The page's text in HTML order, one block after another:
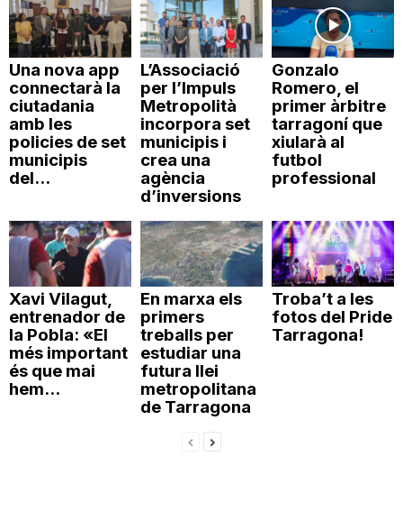
g
o
n
Una nova app
connectarà la
ciutadania
amb les
policies de set
municipis
del...
L’Associació
per l’Impuls
Metropolità
incorpora set
municipis i
crea una
agència
d’inversions
Gonzalo
Romero, el
primer àrbitre
tarragoní que
xiularà al
futbol
professional
Xavi Vilagut,
entrenador de
la Pobla: «El
més important
és que mai
hem...
En marxa els
primers
treballs per
estudiar una
futura llei
metropolitana
de Tarragona
Troba’t a les
fotos del Pride
Tarragona!